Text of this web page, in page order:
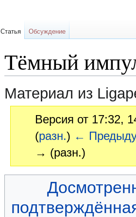
Тёмный
Материал из
Версия от 17:32,
(разн.) ←
→ (разн.)
Статья Обсуждение